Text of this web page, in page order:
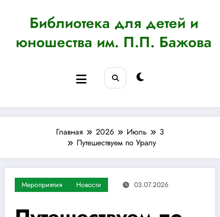
содержимомуБиблиотека для детей и
юношества им. П.П. Бажова
Главная 2026 Июль
3
Путешествуем по Уралу
Мероприятия Новости 03.07.2026